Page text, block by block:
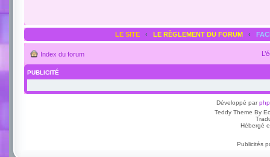
LE SITE ‹ LE RÈGLEMENT DU FORUM ‹
Index du forum
PUBLICITÉ
Développé par
Teddy Theme By
Hébergé
Publicités